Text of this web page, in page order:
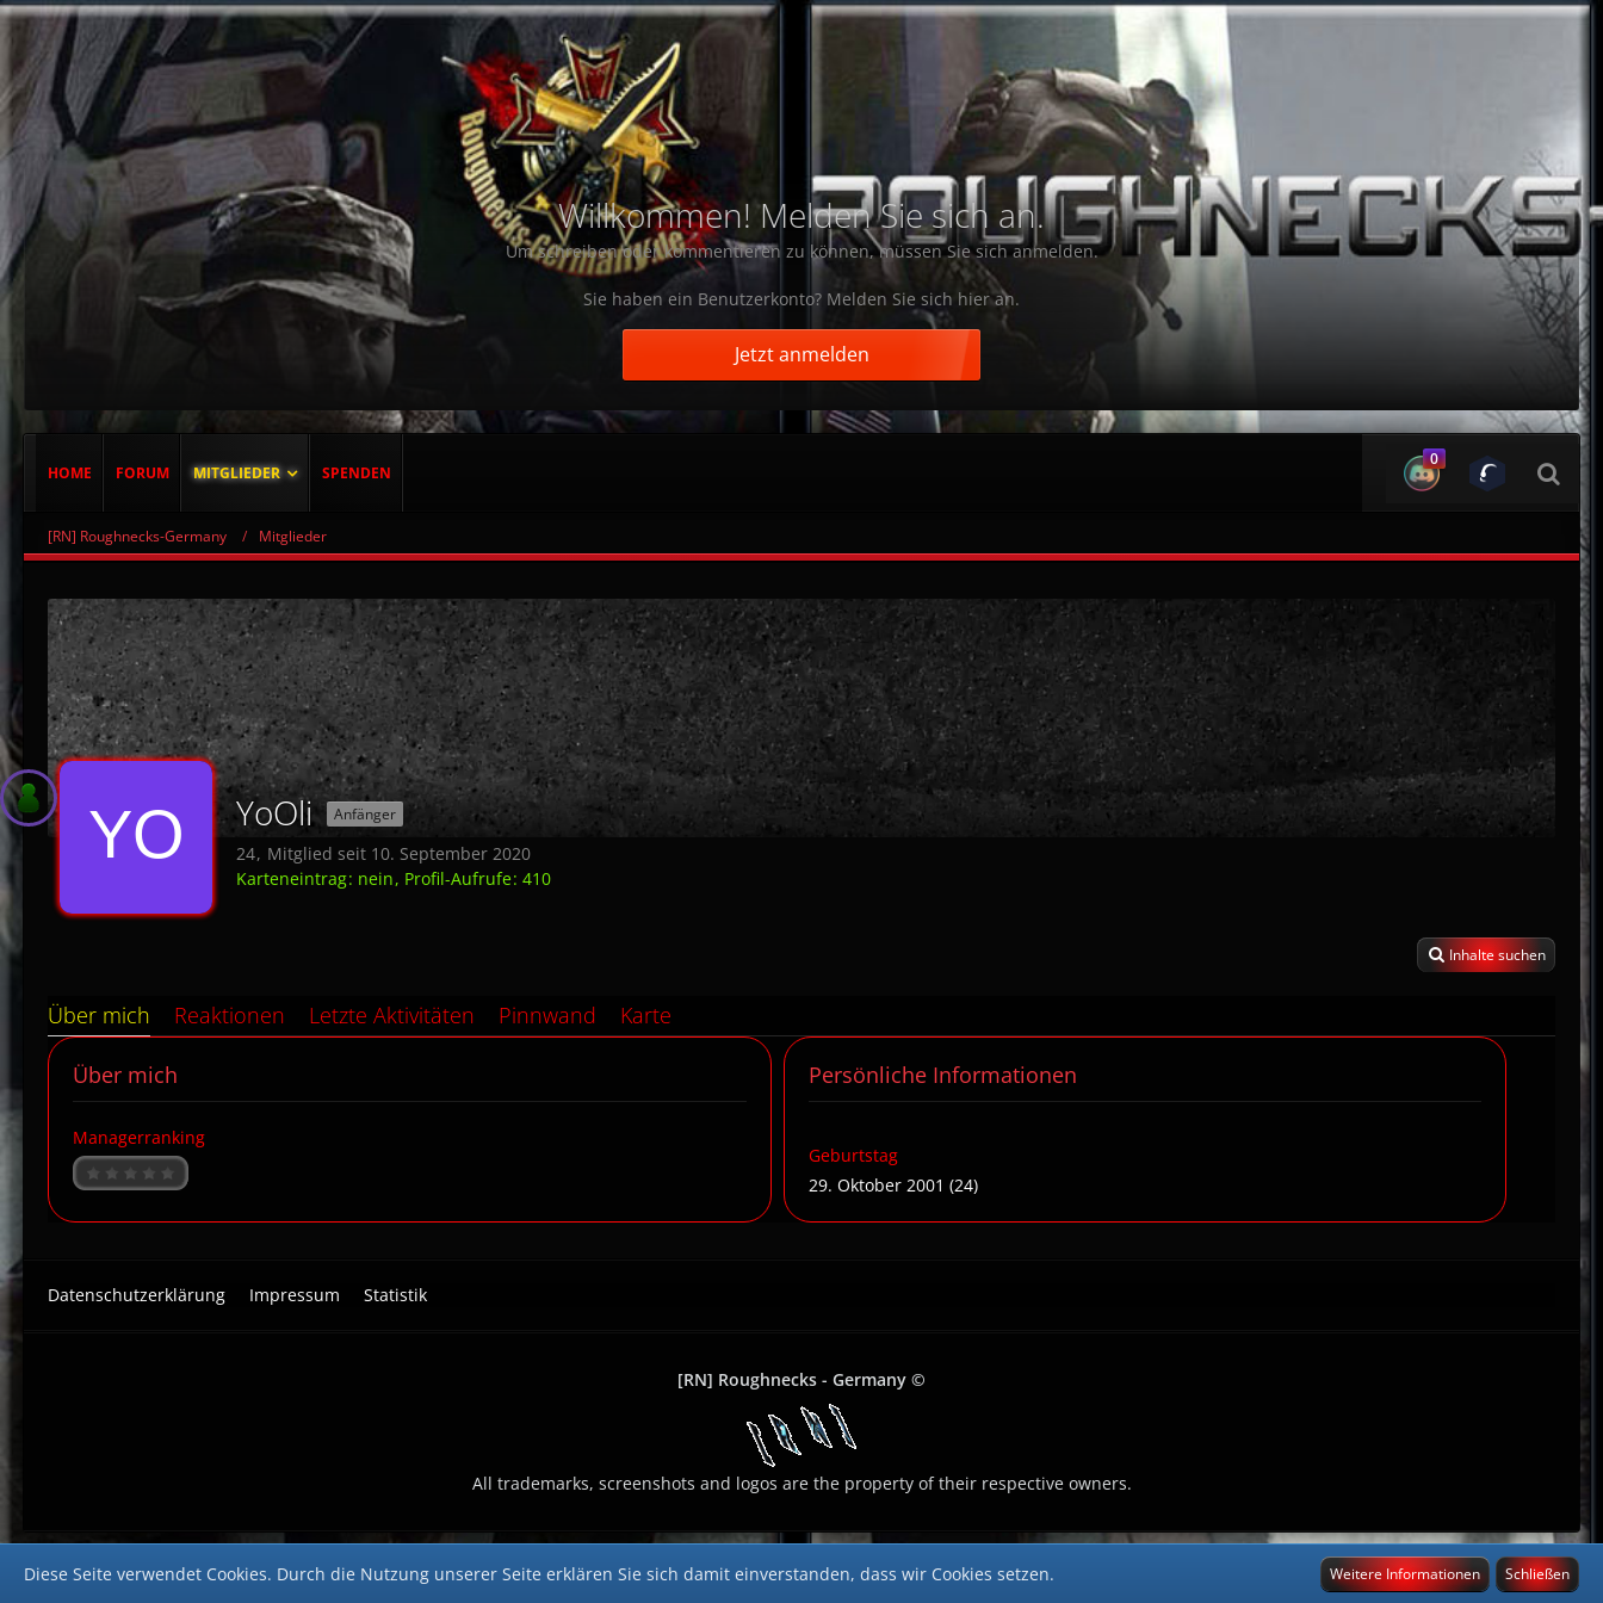
Willkommen! Melden Sie sich an.
Um schreiben oder kommentieren zu können, müssen Sie sich anmelden.
Sie haben ein Benutzerkonto? Melden Sie sich hier an.
Jetzt anmelden
HOME FORUM MITGLIEDER SPENDEN
0
[RN] Roughnecks-Germany Mitglieder
YoOli Anfänger
24 Mitglied seit 10. September 2020
Karteneintrag nein Profil-Aufrufe 410
Inhalte suchen
Über mich Reaktionen Letzte Aktivitäten Pinnwand Karte
Über mich
Managerranking
Persönliche Informationen
Geburtstag
29. Oktober 2001 (24)
Datenschutzerklärung Impressum Statistik
[RN] Roughnecks - Germany ©
All trademarks, screenshots and logos are the property of their respective owners.
Diese Seite verwendet Cookies. Durch die Nutzung unserer Seite erklären Sie sich damit einverstanden, dass wir Cookies setzen. Weitere Informationen Schließen